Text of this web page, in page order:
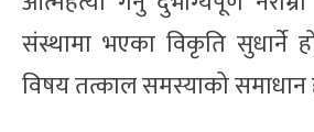
संस्थामा भएका विकृति सुधार्ने
विषय तत्काल समस्याको समाधान